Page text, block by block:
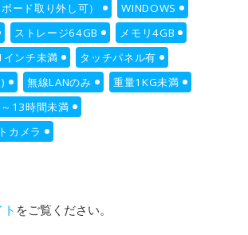
ード取り外し可）
WINDOWS
ストレージ64GB
メモリ4GB
ンチ未満
タッチパネル有
無線LANのみ
重量1KG未満
13時間未満
カメラ
をご覧ください。